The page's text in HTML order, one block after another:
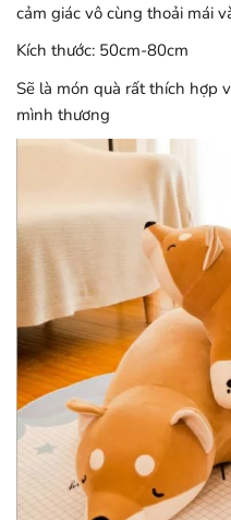
cảm giác vô cùng thoải mái
Kích thước: 50cm-80cm
Sẽ là món quà rất thích hợp
mình thương